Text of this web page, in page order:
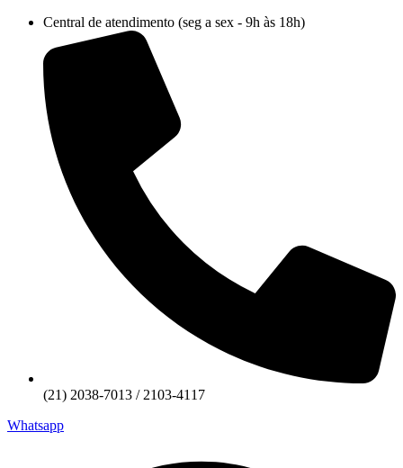
conteúdo
Central de atendimento (seg a sex - 9h às 18h)
(21) 2038-7013 / 2103-4117
Whatsapp